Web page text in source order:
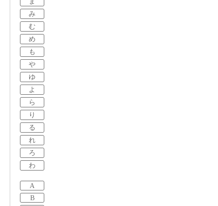
み
む
め
も
や
ゆ
よ
ら
り
る
れ
ろ
わ
A
B